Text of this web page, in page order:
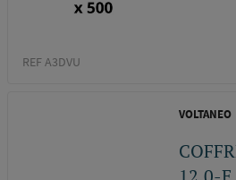
REF A3DVU
VOLTANEO